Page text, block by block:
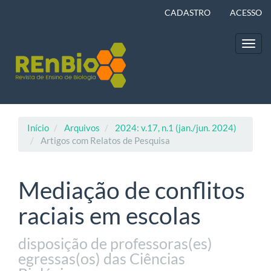
Barra
Lateral
CADASTRO ACESSO
Início Arquivos
2024: v.17, n.1 (jan./jun. 2024)
Artigos com Relatos de Pesquisa
Mediação de conflitos
raciais em escolas
disposição de professoras(es)
egressas(os) das Ciências